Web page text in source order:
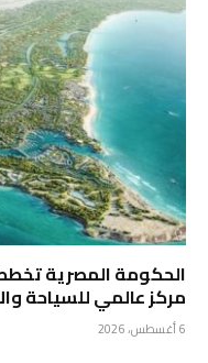
الحكومة المصرية
مركز عالمي للسياحة
6 أغسطس، 2026